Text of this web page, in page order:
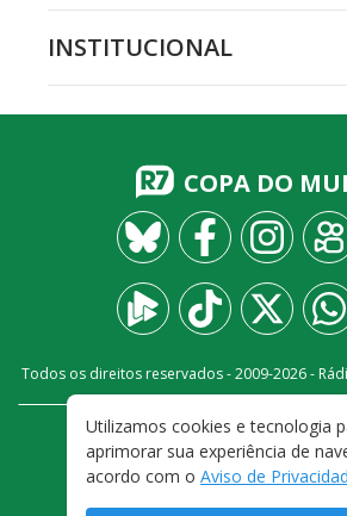
INSTITUCIONAL
COPA DO
Todos os direitos reservados - 2009-2026-
FALE CONOSCO
TERMOS E CONDIÇÕES DE
Utilizamos cookies e tecnologia
aprimorar sua experiência de
acordo com o Aviso de